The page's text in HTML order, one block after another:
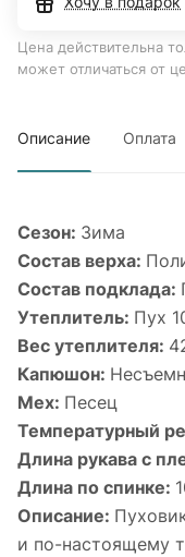
Цена действительна
может отличаться от
Описание Оплата
Сезон: Зима
Состав верха:
Состав подклада:
Утеплитель: Пух
Вес утеплителя:
Капюшон:
Мех: Песец
Температурный
Длина рукава с
Длина по спинке:
Описание:
и по-настоящему